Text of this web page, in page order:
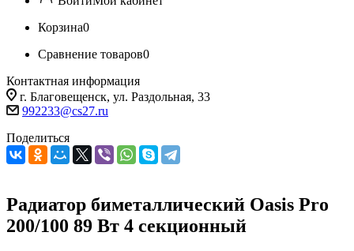
Корзина0
Сравнение товаров0
Контактная информация
г. Благовещенск, ул. Раздольная, 33
992233@cs27.ru
Поделиться
Радиатор биметаллический Oasis Pro
200/100 89 Вт 4 секционный